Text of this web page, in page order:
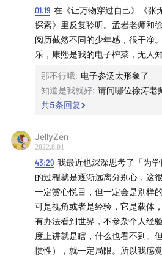
经历会带来感受，感受会形成知
分别之心会影响我们玩无限游戏
受，似乎也把我带到无人之境，
说话的“Ta”。
知有行也加油哇。💡
01:19 在《让万物穿过自己》《张
探索》里反复聆听。孟岩老师和
阅历截然不同的少年感，很干净
乐，康熙是我的电子榨菜，无人
那不行哦: 电子参汤太形象了
知道是我就好: 请问哪位徐涛老
共5条回复
JellyZen
2022.8.01
43:29 我最近也深深思考了「为
的过程就是逐渐远离分别心，这
一定赏心悦目，但一定会是别样
可是视角或者是经验，它是载体
有办法看到世界，不参杂个人经
度上讲就是瞎，什么也看不到。
惯性），就一定局限。所以我感